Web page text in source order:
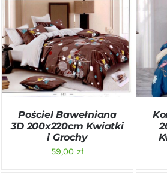
DODAJ DO KOSZYKA
/
SZCZEGÓŁY
Pościel Bawełniana
3D 200x220cm Kwiatki
i Grochy
59,00 zł